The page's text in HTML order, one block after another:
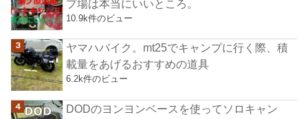
プ場は本当にいいところ。
10.9k件のビュー
ヤマハバイク。mt25でキャンプに行く際、積
載量をあげるおすすめの道具
6.2k件のビュー
DODのヨンヨンベースを使ってソロキャン